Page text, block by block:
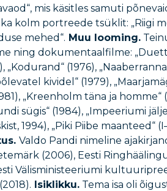
mis käsitles samuti
kolm portreede tsüklit: „Riigi
mehed“. Muu looming.
ning dokumentaalfilme:
„Kodurand“ (1976),
kividel“ (1979),
„Kreenholm täna ja homme“
sügis“ (1984), „Impeeriumi
1994), „Piki Piibe maanteed“
Valdo Pandi nimeline
(2006), Eesti
Välisministeeriumi
Isiklikku. Tema isa oli